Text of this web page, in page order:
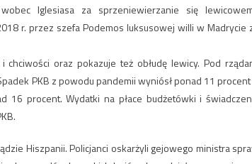
Iglesiasa za sprzeniewierzanie się
r. przez szefa Podemos luksusowej willi w Madrycie
oraz pokazuje też obłudę lewicy. Pod
PKB z powodu pandemii wyniósł ponad 11
16 procent. Wydatki na płace budżetówki i
Hiszpanii. Policjanci oskarżyli gejowego ministra